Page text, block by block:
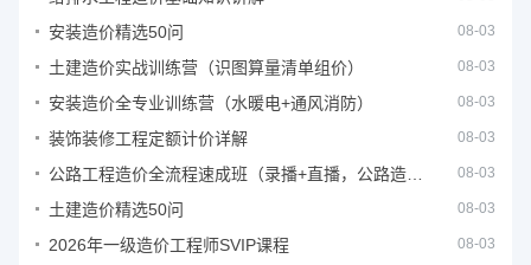
安装造价精选50问 08-03
土建造价实战训练营（识图算量清单组价） 08-03
安装造价全专业训练营（水暖电+通风消防） 08-03
装饰装修工程定额计价详解 08-03
08-03
土建造价精选50问 08-03
2026年一级造价工程师SVIP课程 08-03